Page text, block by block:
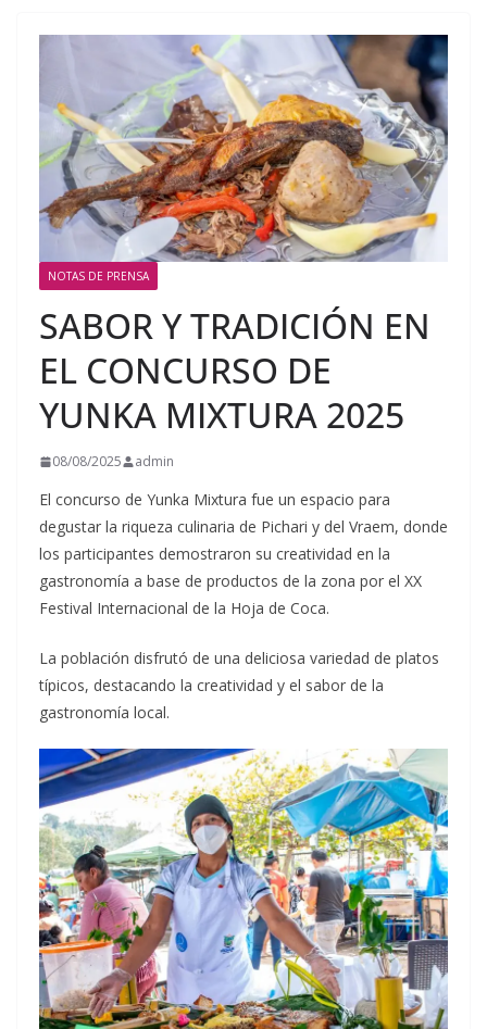
NOTAS DE PRENSA
SABOR Y TRADICIÓN EN
EL CONCURSO DE
YUNKA MIXTURA 2025
08/08/2025 admin
El concurso de Yunka Mixtura fue un espacio para
degustar la riqueza culinaria de Pichari y del Vraem, donde
los participantes demostraron su creatividad en la
gastronomía a base de productos de la zona por el XX
Festival Internacional de la Hoja de Coca.
La población disfrutó de una deliciosa variedad de platos
típicos, destacando la creatividad y el sabor de la
gastronomía local.